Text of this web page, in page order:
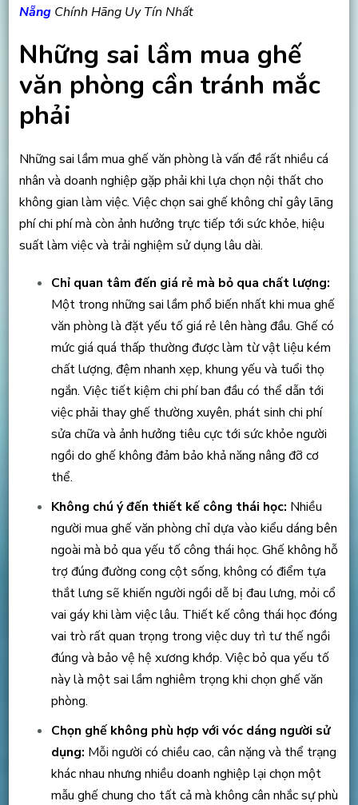
NẵngChính Hãng Uy Tín Nhất
Những sai lầm mua ghế
văn phòng cần tránh mắc
phải
Những sai lầm mua ghế văn phòng là vấn đề rất nhiều cá
nhân và doanh nghiệp gặp phải khi lựa chọn nội thất cho
không gian làm việc. Việc chọn sai ghế không chỉ gây lãng
phí chi phí mà còn ảnh hưởng trực tiếp tới sức khỏe, hiệu
suất làm việc và trải nghiệm sử dụng lâu dài.
Chỉ quan tâm đến giá rẻ mà bỏ qua chất lượng:
Một trong những sai lầm phổ biến nhất khi mua ghế
văn phòng là đặt yếu tố giá rẻ lên hàng đầu. Ghế có
mức giá quá thấp thường được làm từ vật liệu kém
chất lượng, đệm nhanh xẹp, khung yếu và tuổi thọ
ngắn. Việc tiết kiệm chi phí ban đầu có thể dẫn tới
việc phải thay ghế thường xuyên, phát sinh chi phí
sửa chữa và ảnh hưởng tiêu cực tới sức khỏe người
ngồi do ghế không đảm bảo khả năng nâng đỡ cơ
thể.
Không chú ý đến thiết kế công thái học: Nhiều
người mua ghế văn phòng chỉ dựa vào kiểu dáng bên
ngoài mà bỏ qua yếu tố công thái học. Ghế không hỗ
trợ đúng đường cong cột sống, không có điểm tựa
thắt lưng sẽ khiến người ngồi dễ bị đau lưng, mỏi cổ
vai gáy khi làm việc lâu. Thiết kế công thái học đóng
vai trò rất quan trọng trong việc duy trì tư thế ngồi
đúng và bảo vệ hệ xương khớp. Việc bỏ qua yếu tố
này là một sai lầm nghiêm trọng khi chọn ghế văn
phòng.
Chọn ghế không phù hợp với vóc dáng người sử
dụng: Mỗi người có chiều cao, cân nặng và thể trạng
khác nhau nhưng nhiều doanh nghiệp lại chọn một
mẫu ghế chung cho tất cả mà không cân nhắc sự phù